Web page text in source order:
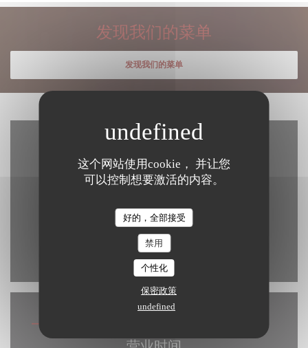
这个网站使用cookie， 并让您
可以控制想要激活的内容。
好的，全部接受
禁用
个性化
保密政策
undefined
发现我们的菜单
发现我们的菜单
Waze Map 已禁用。
一般信息